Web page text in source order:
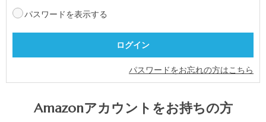
パスワードを表示する
パスワードをお忘れの方はこちら
Amazonアカウントをお持ちの方